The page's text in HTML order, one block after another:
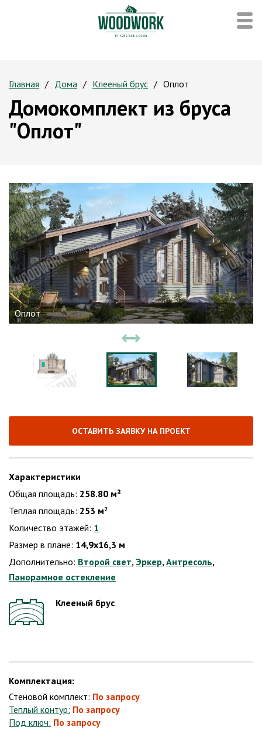
Главная Дома Клееный брус Оплот
Домокомплект из бруса
"Оплот"
Оплот
ОСТАВИТЬ ЗАЯВКУ НА ПРОЕКТ
Характеристики
Общая площадь: 258.80 м²
Теплая площадь: 253 м2
Количество этажей: 1
Размер в плане: 14,9х16,3 м
Дополнительно: Второй свет,Эркер,Антресоль,
Панорамное остекление
Клееный брус
Комплектация:
Стеновой комплект: По запросу
Теплый контур: По запросу
Под ключ: По запросу